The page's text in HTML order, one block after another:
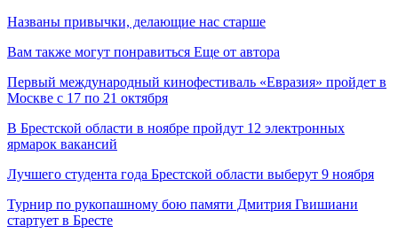
Названы привычки, делающие нас старше
Вам также могут понравиться Еще от автора
Первый международный кинофестиваль «Евразия» пройдет в
Москве с 17 по 21 октября
В Брестской области в ноябре пройдут 12 электронных
ярмарок вакансий
Лучшего студента года Брестской области выберут 9 ноября
Турнир по рукопашному бою памяти Дмитрия Гвишиани
стартует в Бресте